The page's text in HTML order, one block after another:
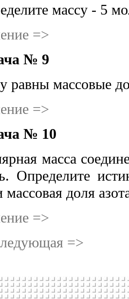
массу - 5
=>
№ 9
равны массовые
=>
№ 10
масса
Определите
массовая доля
=>
=>